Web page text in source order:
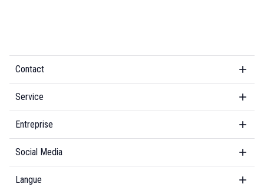
Contact
Service
Entreprise
Social Media
Langue